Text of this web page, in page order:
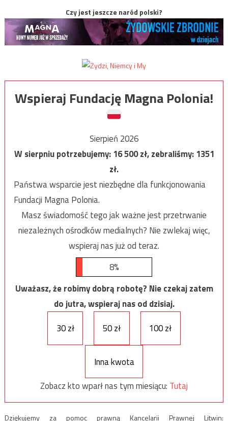
Czy jest jeszcze naród polski?
Wspieraj Fundację Magna Polonia!
Sierpień 2026
W sierpniu potrzebujemy:16 500zł, zebraliśmy:1351
zł.
Państwa wsparcie jest niezbędne dla funkcjonowania
Fundacji Magna Polonia.
Masz świadomość tego jak ważne jest przetrwanie
niezależnych ośrodków medialnych? Nie zwlekaj więc,
wspieraj nas już od teraz.
8%
Uważasz, że robimy dobrą robotę? Nie czekaj zatem
do jutra, wspieraj nas od dzisiaj.
30 zł
50 zł 100 zł
Inna kwota
Zobacz kto wparł nas tym miesiącu: Tutaj
Dziękujemy za pomoc prawną Kancelarii Prawnej Litwin: